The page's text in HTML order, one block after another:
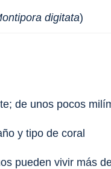
digitata)
de unos pocos
y tipo de coral
pueden vivir más